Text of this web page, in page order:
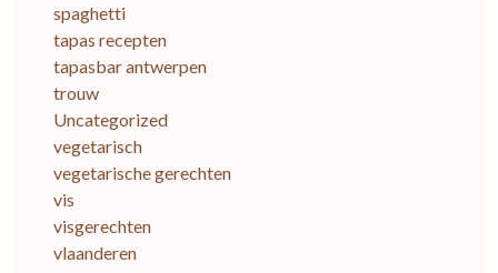
spaghetti
tapas recepten
tapasbar antwerpen
trouw
Uncategorized
vegetarisch
vegetarische gerechten
vis
visgerechten
vlaanderen